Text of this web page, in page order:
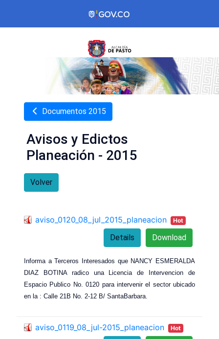
Documentos 2015
Avisos y Edictos
Planeación - 2015
Volver
aviso_0120_08_jul_2015_planeacion Hot
Download
Details
Informa a Terceros Interesados que NANCY ESMERALDA
DIAZ BOTINA radico una Licencia de Intervencion de
Espacio Publico No. 0120 para intervenir el sector ubicado
en la : Calle 21B No. 2-12 B/ SantaBarbara.
aviso_0119_08_jul-2015_planeacion Hot